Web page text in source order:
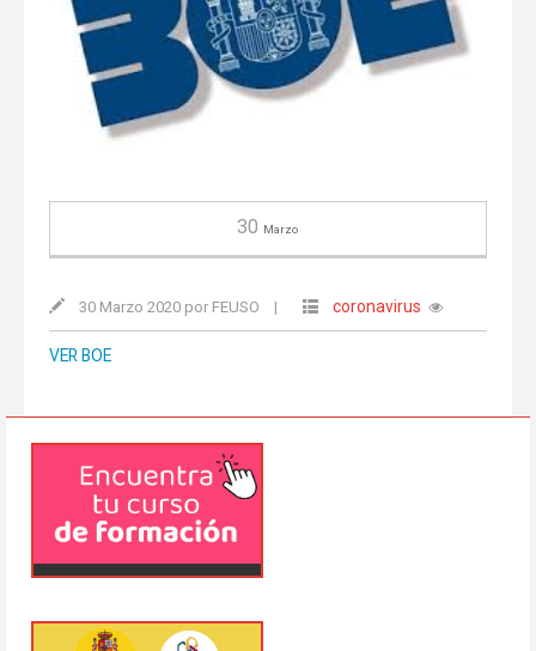
30 Marzo
30 Marzo 2020 por FEUSO | coronavirus
VER BOE